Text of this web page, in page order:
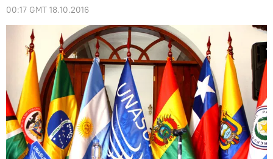
00:17 GMT 18.10.2016